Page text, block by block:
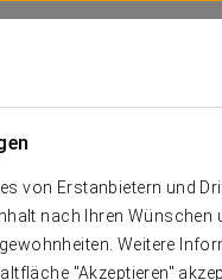
von Erstanbietern und
nach Ihren
Weitere
"Akzeptieren"